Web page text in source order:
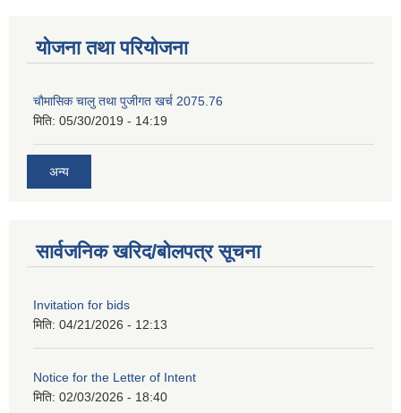
योजना तथा परियोजना
चाैमासिक चालु तथा पुजीगत खर्च 2075.76
मिति: 05/30/2019 - 14:19
अन्य
सार्वजनिक खरिद/बोलपत्र सूचना
Invitation for bids
मिति: 04/21/2026 - 12:13
Notice for the Letter of Intent
मिति: 02/03/2026 - 18:40